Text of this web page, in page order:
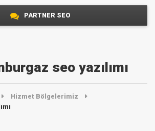
PARTNER SEO
seo yazılımı
Hizmet Bölgelerimiz